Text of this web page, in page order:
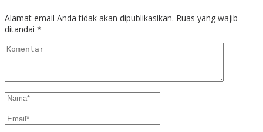
Alamat email Anda tidak akan dipublikasikan. Ruas yang wajib
ditandai *